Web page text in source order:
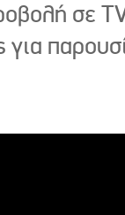
σε
για